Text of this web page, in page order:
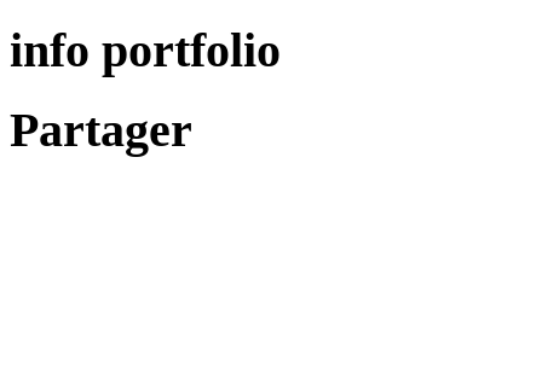
info portfolio
Partager